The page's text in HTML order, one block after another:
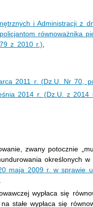
i Administracji z
równoważnika
z 2010 r.)
2011 r. (Dz.U. Nr 70,
2014 r. (Dz.U. z 2014
zwany potocznie
określonych w
maja 2009 r. w sprawie
wypłaca się
stałe wypłaca się